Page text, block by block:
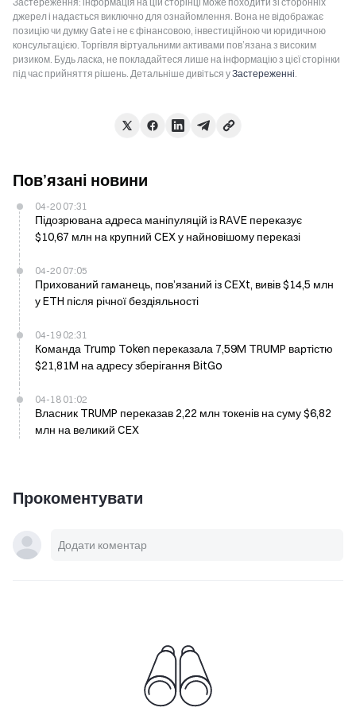
джерел і надається виключно для ознайомлення. Вона не відображає
позицію чи думку Gate і не є фінансовою, інвестиційною чи юридичною
консультацією. Торгівля віртуальними активами пов’язана з високим
ризиком. Будь ласка, не покладайтеся лише на інформацію з цієї сторінки
під час прийняття рішень. Детальніше дивіться уЗастереженні.
Пов’язані новини
04-20 07:31
Підозрювана адреса маніпуляцій із RAVE переказує
$10,67 млн на крупний CEX у найновішому переказі
04-20 07:05
Прихований гаманець, пов’язаний із CEXt, вивів $14,5 млн
у ETH після річної бездіяльності
04-19 02:31
Команда Trump Token переказала 7,59M TRUMP вартістю
$21,81M на адресу зберігання BitGo
04-18 01:02
Власник TRUMP переказав 2,22 млн токенів на суму $6,82
млн на великий CEX
Прокоментувати